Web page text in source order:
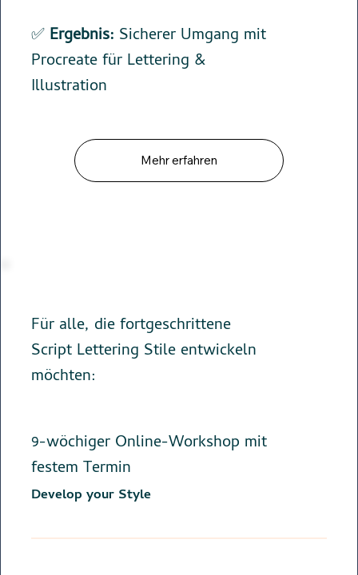
✅ Ergebnis: Sicherer Umgang mit
Procreate für Lettering &
Illustration
Mehr erfahren
Für alle, die fortgeschrittene
Script Lettering Stile entwickeln
möchten:
9-wöchiger Online-Workshop mit
festem Termin
Develop your Style